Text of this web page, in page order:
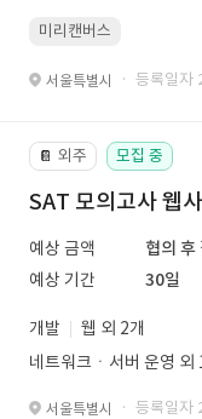
미리캔버스
서울특별시 · 등록일자
📔 외주 모집 중
SAT 모의고사 웹
예상 금액
협의 후
예상 기간
30일
개발
웹 외 2개
네트워크ㆍ서버 운영 외
서울특별시 · 등록일자